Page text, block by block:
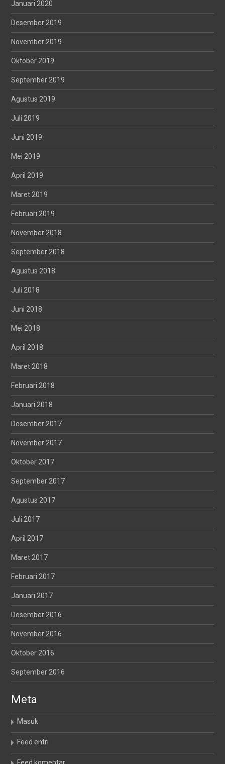
Januari 2020
Desember 2019
November 2019
Oktober 2019
September 2019
Agustus 2019
Juli 2019
Juni 2019
Mei 2019
April 2019
Maret 2019
Februari 2019
November 2018
September 2018
Agustus 2018
Juli 2018
Juni 2018
Mei 2018
April 2018
Maret 2018
Februari 2018
Januari 2018
Desember 2017
November 2017
Oktober 2017
September 2017
Agustus 2017
Juli 2017
April 2017
Maret 2017
Februari 2017
Januari 2017
Desember 2016
November 2016
Oktober 2016
September 2016
Meta
Masuk
Feed entri